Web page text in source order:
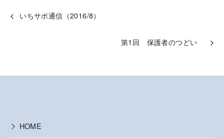
いちサポ通信（2016/8）
第1回 保護者のつどい
HOME